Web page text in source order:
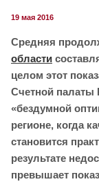
19 мая 2016
Средняя
области
целом этот
Счетной палаты
«бездумной
регионе, когда
становится
результате
превышает